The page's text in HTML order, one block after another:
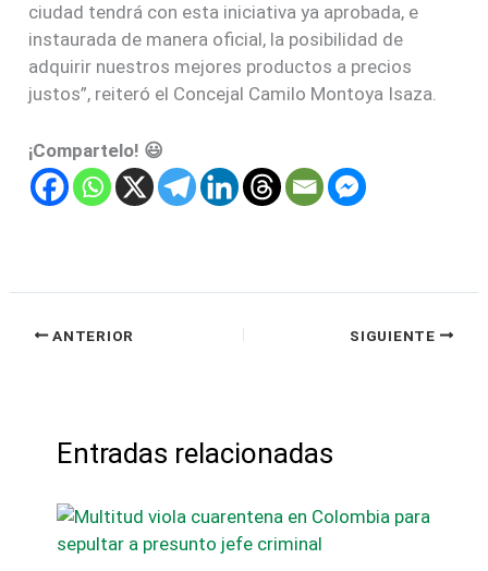
ciudad tendrá con esta iniciativa ya aprobada, e
instaurada de manera oficial, la posibilidad de
adquirir nuestros mejores productos a precios
justos”, reiteró el Concejal Camilo Montoya Isaza.
¡Compartelo! 😃
ANTERIOR SIGUIENTE
Entradas relacionadas